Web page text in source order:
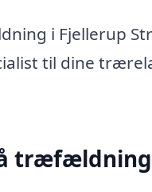
i Fjellerup
til dine
træfældning